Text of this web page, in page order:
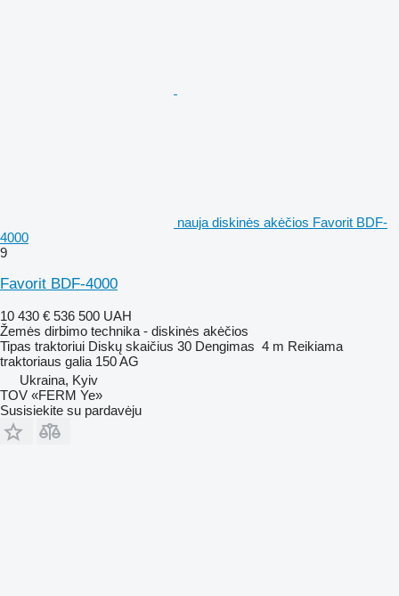
nauja diskinės akėčios Favorit BDF-
4000
9
Favorit BDF-4000
10 430 € 536 500 UAH
Žemės dirbimo technika - diskinės akėčios
Tipas traktoriui Diskų skaičius 30 Dengimas 4 m Reikiama
traktoriaus galia 150 AG
Ukraina, Kyiv
TOV «FERM Ye»
Susisiekite su pardavėju